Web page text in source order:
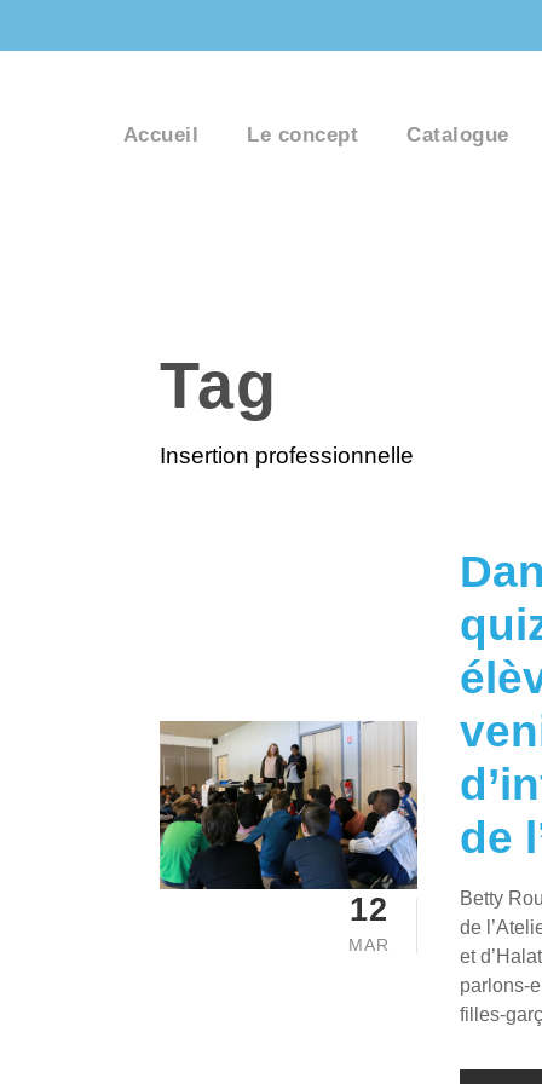
Accueil Le concept Catalogue
Tag
Insertion professionnelle
12
MAR
de
Betty
de
et
parlons-
filles-